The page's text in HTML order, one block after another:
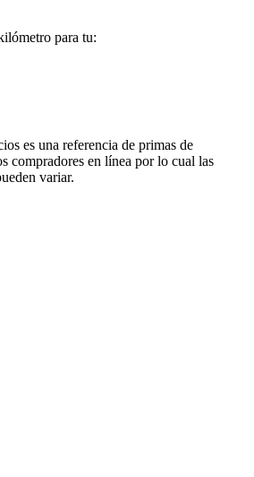
para tu:
es una referencia de primas de
compradores en línea por lo cual las
variar.